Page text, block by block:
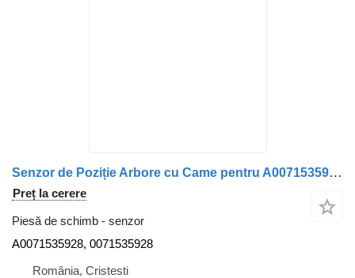
Senzor de Poziție Arbore cu Came pentru A0071535928 pentru camion Mercedes-Benz A0071535928 0071535928
Preț la cerere
Piesă de schimb - senzor
A0071535928, 0071535928
România, Cristesti